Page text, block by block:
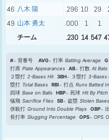
46 八木 陽 .296 10 29
49 山本 勇太 .000 1 1
チーム .230 14 547
# 背番号 AVG 打率 Batting Average G
打席 Plate Appearances AB 打数 At Bats
２塁打 2-Bases Hit 3BH ３塁打 3-Bases
塁打 Total Bases RBI 打点 Runs Batted In
四球 Base on Balls HBP 死球 Hit By Pitch
犠飛 Sacrifice Flies SB 盗塁 Stolen Bases
併殺打 Ground Into Double Plays OBP
長打率 Slugging Percentage OPS OPS